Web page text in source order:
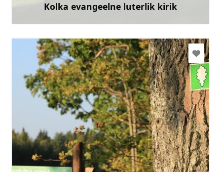
Kolka evangeelne luterlik kirik
Rohkem teavet